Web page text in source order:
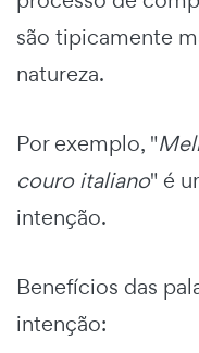
são tipicamente
natureza.
Por exemplo, "
couro italiano" é
intenção.
Benefícios das
intenção: